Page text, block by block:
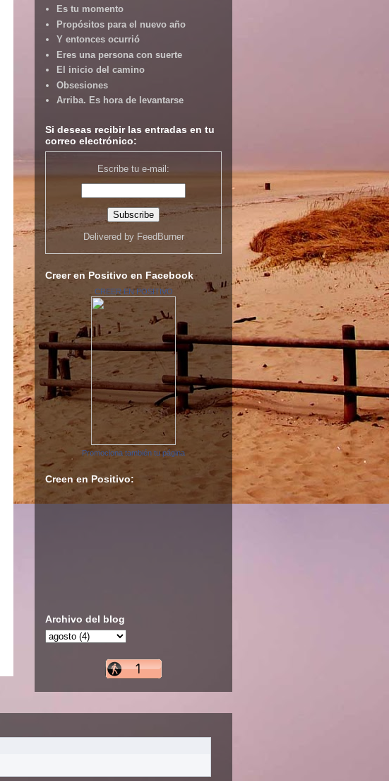
Es tu momento
Propósitos para el nuevo año
Y entonces ocurrió
Eres una persona con suerte
El inicio del camino
Obsesiones
Arriba. Es hora de levantarse
Si deseas recibir las entradas en tu
correo electrónico:
Escribe tu e-mail:
Delivered by FeedBurner
Creer en Positivo en Facebook
CREER EN POSITIVO
Promociona también tu página
Creen en Positivo:
Archivo del blog